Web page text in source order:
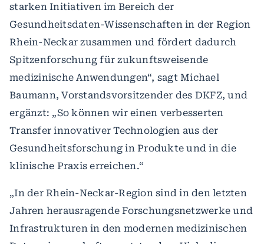
starken Initiativen im Bereich der
Gesundheitsdaten-Wissenschaften in der Region
Rhein-Neckar zusammen und fördert dadurch
Spitzenforschung für zukunftsweisende
medizinische Anwendungen“, sagt Michael
Baumann, Vorstandsvorsitzender des DKFZ, und
ergänzt: „So können wir einen verbesserten
Transfer innovativer Technologien aus der
Gesundheitsforschung in Produkte und in die
klinische Praxis erreichen.“
„In der Rhein-Neckar-Region sind in den letzten
Jahren herausragende Forschungsnetzwerke und
Infrastrukturen in den modernen medizinischen